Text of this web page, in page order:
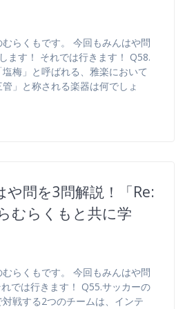
らくもです。 今回もみんはや問
ます！ それでは行きます！ Q58.
梅」と呼ばれる、雅楽において
」と称される楽器は何でしょ
や問を3問解説！「Re:
むらくもと共に学
らくもです。 今回もみんはや問
では行きます！ Q55.サッカーの
対戦する2つのチームは、インテ